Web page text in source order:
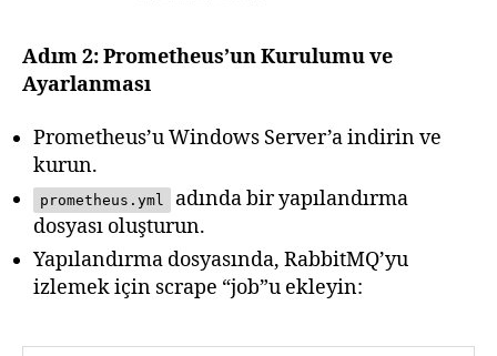
Adım 2: Prometheus’un Kurulumu ve
Ayarlanması
Prometheus’u Windows Server’a indirin ve
kurun.
prometheus.yml
adında bir yapılandırma
dosyası oluşturun.
Yapılandırma dosyasında, RabbitMQ’yu
izlemek için scrape “job”u ekleyin: